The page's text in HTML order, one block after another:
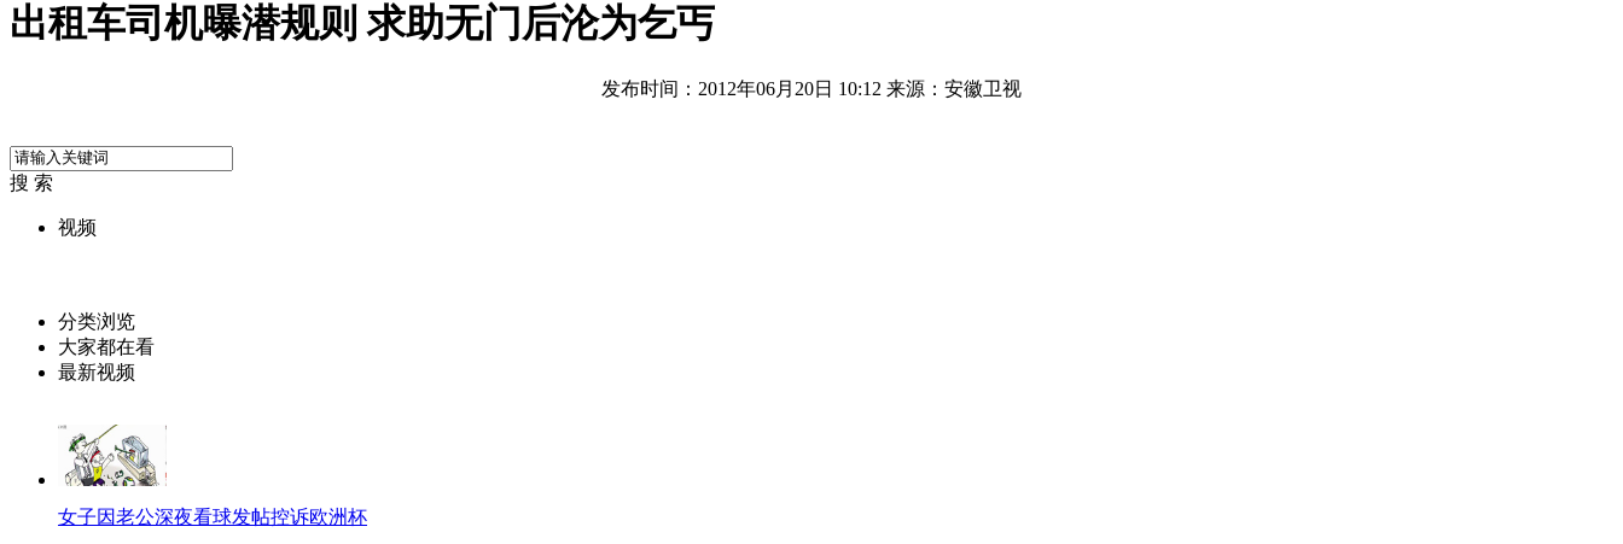
出租车司机曝潜规则 求助无门后沦为乞丐
发布时间：2012年06月20日 10:12 来源：安徽卫视
搜 索
视频
分类浏览
大家都在看
最新视频
女子因老公深夜看球发帖控诉欧洲杯